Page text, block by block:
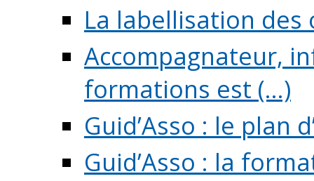
La labellisation
Accompagnateur,
formations est (...)
Guid’Asso : le plan
Guid’Asso : la